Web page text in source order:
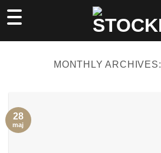
to
MONTHLY ARCHIVES:
28
maj